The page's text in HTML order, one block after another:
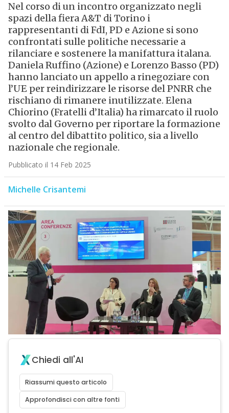
Nel corso di un incontro organizzato negli
spazi della fiera A&T di Torino i
rappresentanti di FdI, PD e Azione si sono
confrontati sulle politiche necessarie a
rilanciare e sostenere la manifattura italana.
Daniela Ruffino (Azione) e Lorenzo Basso (PD)
hanno lanciato un appello a rinegoziare con
l’UE per reindirizzare le risorse del PNRR che
rischiano di rimanere inutilizzate. Elena
Chiorino (Fratelli d’Italia) ha rimarcato il ruolo
svolto dal Governo per riportare la formazione
al centro del dibattito politico, sia a livello
nazionale che regionale.
Pubblicato il 14 Feb 2025
Michelle Crisantemi
Chiedi all'AI
Riassumi questo articolo
Approfondisci con altre fonti